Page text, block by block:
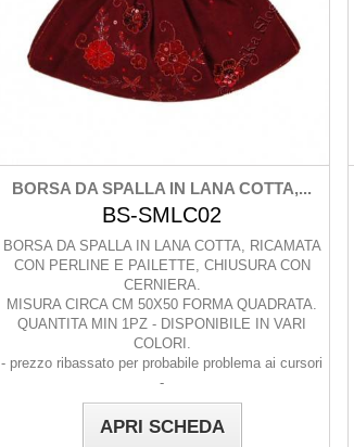
BORSA DA SPALLA IN LANA COTTA,...
BS-SMLC02
BORSA DA SPALLA IN LANA COTTA, RICAMATA
CON PERLINE E PAILETTE, CHIUSURA CON
CERNIERA.
MISURA CIRCA CM 50X50 FORMA QUADRATA.
QUANTITA MIN 1PZ - DISPONIBILE IN VARI
COLORI.
- prezzo ribassato per probabile problema ai cursori
-
APRI SCHEDA